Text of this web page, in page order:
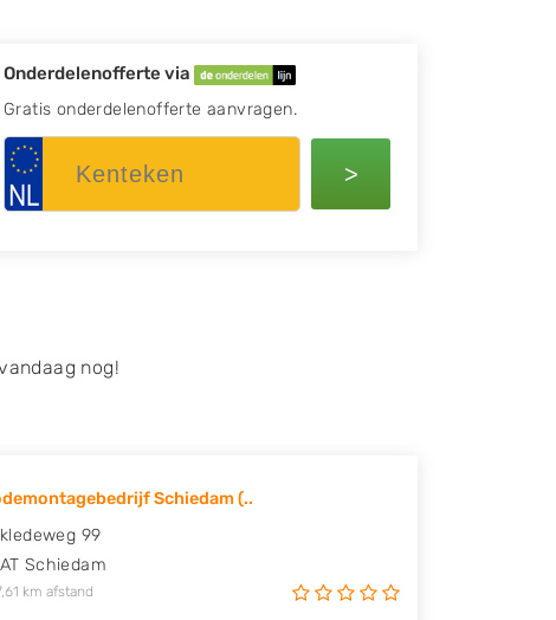
Onderdelenofferte via
Gratis onderdelenofferte aanvragen.
>
nog!
Schiedam (..
99
Schiedam
km afstand